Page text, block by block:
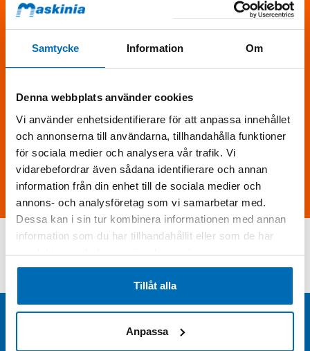
Samtycke Information Om
Denna webbplats använder cookies
Vi använder enhetsidentifierare för att anpassa innehållet
och annonserna till användarna, tillhandahålla funktioner
för sociala medier och analysera vår trafik. Vi
vidarebefordrar även sådana identifierare och annan
information från din enhet till de sociala medier och
annons- och analysföretag som vi samarbetar med.
Dessa kan i sin tur kombinera informationen med annan
information som du har tillhandahållit eller som de har
samlat in när du har använt deras tjänster.
Tillåt alla
Anpassa
Skriv följande siffror i fältet (17690)
Skicka förfrågan
KONTAKTA OSS PÅ DEVELON